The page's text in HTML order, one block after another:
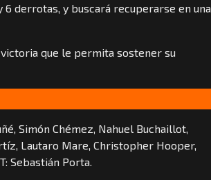
derrotas, y buscará recuperarse en una
que le permita sostener su
Simón Chémez, Nahuel Buchaillot,
Lautaro Mare, Christopher Hooper,
Sebastián Porta.